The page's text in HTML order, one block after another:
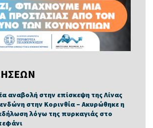
αναβολή στην επίσκεψη της Λίνας
στην Κορινθία – Ακυρώθηκε η
λόγω της πυρκαγιάς στο